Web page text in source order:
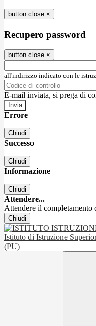
button close ×
Recupero password
button close ×
all'indirizzo indicato con le
E-mail inviata, si prega di
Errore
Chiudi
Successo
Chiudi
Informazione
Chiudi
Attendere...
Attendere il completamento
Chiudi
Istituto di Istruzione
(PU)